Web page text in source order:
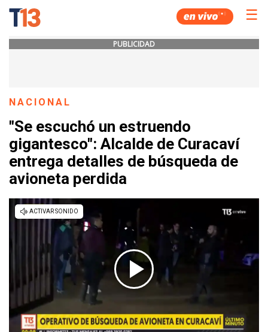
☰
PUBLICIDAD
NACIONAL
"Se escuchó un estruendo
gigantesco": Alcalde de Curacaví
entrega detalles de búsqueda de
avioneta perdida